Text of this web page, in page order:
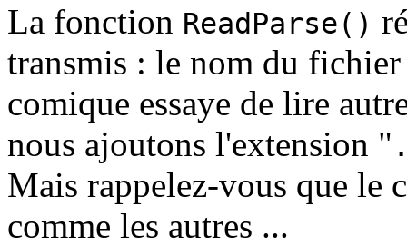
La fonction ReadParse()
transmis : le nom du
comique essaye de lire
nous ajoutons l'extension "
Mais rappelez-vous que le
comme les autres ...